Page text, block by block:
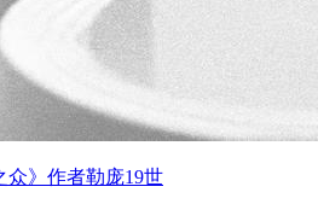
众》作者勒庞19世